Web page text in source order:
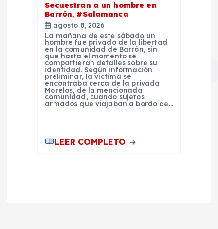
Secuestran a un hombre en
Barrón, #Salamanca
agosto 8, 2026
La mañana de este sábado un
hombre fue privado de la libertad
en la comunidad de Barrón, sin
que hasta el momento se
compartieran detalles sobre su
identidad. Según información
preliminar, la víctima se
encontraba cerca de la privada
Morelos, de la mencionada
comunidad, cuando sujetos
armados que viajaban a bordo de…
LEER COMPLETO